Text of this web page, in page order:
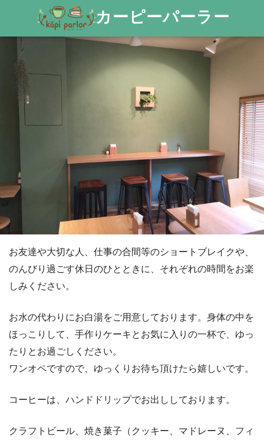
カーピーパーラー
お友達や大切な人、仕事の合間等のショートブレイクや、
のんびり過ごす休日のひとときに、それぞれの時間をお楽
しみください。
お水の代わりにお白湯をご用意しております。身体の中を
ほっこりして、手作りケーキとお気に入りの一杯で、ゆっ
たりとお過ごしください。
ワンオペですので、ゆっくりお待ち頂けたら嬉しいです。
コーヒーは、ハンドドリップでお出ししております。
クラフトビール、焼き菓子（クッキー、マドレーヌ、フィ